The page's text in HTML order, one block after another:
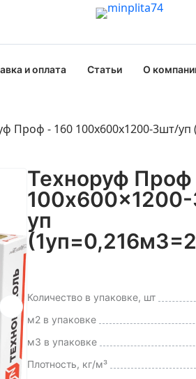
и оплата Статьи О
Проф - 160 100x600x1200-3шт/уп
Техноруф Проф
уп
Количество в упаковке, шт
м2 в упаковке
м3 в упаковке
Плотность, кг/м³